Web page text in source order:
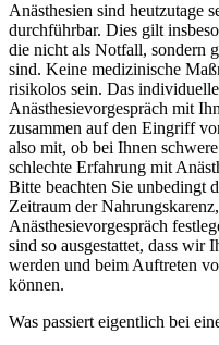
Anästhesien sind heutzutage
durchführbar. Dies gilt
die nicht als Notfall, sondern
sind. Keine medizinische
risikolos sein. Das
Anästhesievorgespräch mit
zusammen auf den Eingriff
also mit, ob bei Ihnen
schlechte Erfahrung mit
Bitte beachten Sie unbedingt
Zeitraum der
Anästhesievorgespräch
sind so ausgestattet, dass
werden und beim Auftreten
können.
Was passiert eigentlich bei